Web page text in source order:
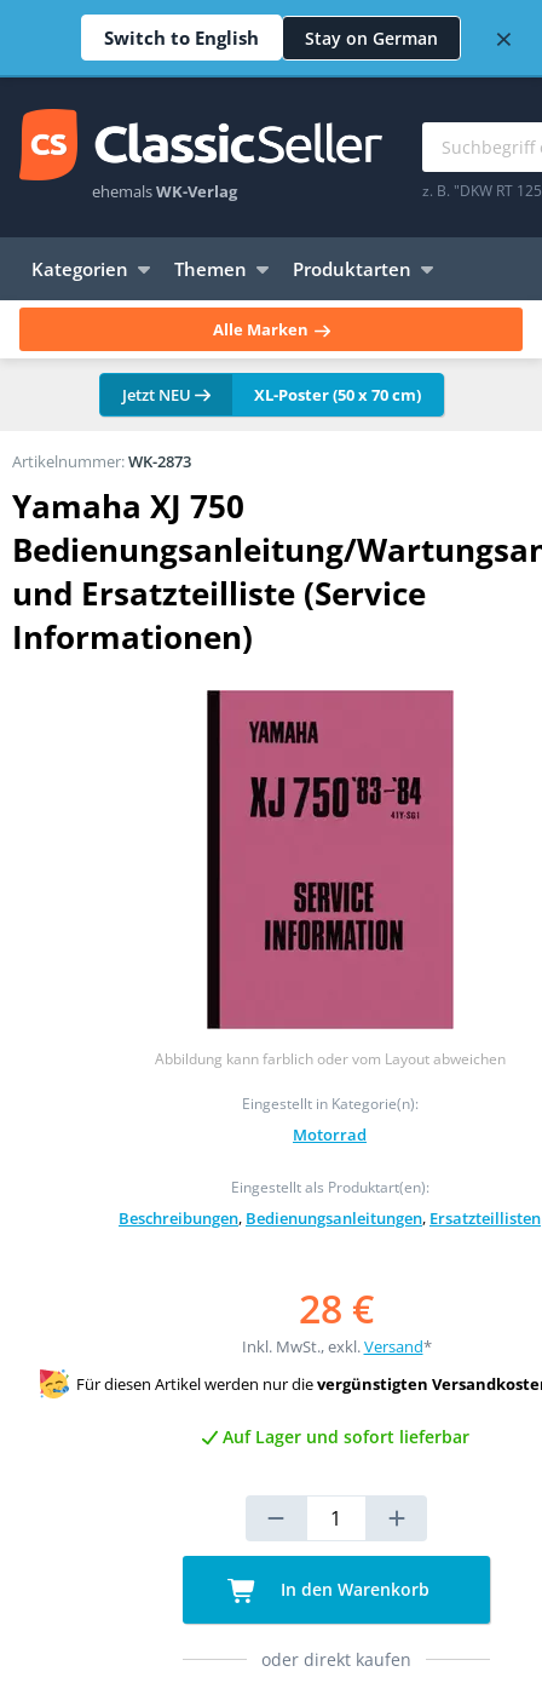
Switch to English Stay on German ×
ehemalsWK-Verlag z. B. "DKW RT
Kategorien Themen Produktarten
Alle Marken
Jetzt NEU XL-Poster (50 x 70 cm)
Yamaha XJ 750
Bedienungsanleitung/
und Ersatzteilliste (Service
Informationen)
Abbildung kann farblich oder vom Layout abweichen
Eingestellt in Kategorie(n):
Motorrad
Eingestellt als Produktart(en):
Beschreibungen, Bedienungsanleitungen, Ersatzteillisten
Artikelnummer:WK-2873
28 €
Inkl. MwSt., exkl.Versand*
Für diesen Artikel werden nur dievergünstigten
Auf Lager und sofort lieferbar
In den Warenkorb
oder direkt kaufen